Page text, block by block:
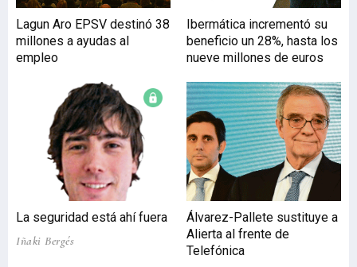
partícipes.La actividad de
Elkarkide-tza se
desenvolvió el pasado año
en un contexto ‘más
sereno’, toda vez que se
fueron normalizando las
aportaciones
institucionales limitadas
en los años precedentes
por mandato del Gobierno
central. Sin embargo, el
repunte positivo en el
número de personas
asociadas no se vio
Lagun Aro EPSV destinó 38
millones a ayudas al
empleo
Ibermática incrementó su
beneficio un 28%, hasta los
nueve millones de euros
La seguridad está ahí fuera
Iñaki Bergés
Álvarez-Pallete sustituye a
Alierta al frente de
Telefónica